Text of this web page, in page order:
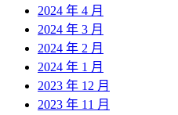
2024 年 4 月
2024 年 3 月
2024 年 2 月
2024 年 1 月
2023 年 12 月
2023 年 11 月